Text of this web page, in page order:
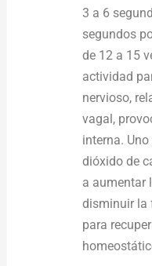
3 a 6
segundos
de 12 a 15
actividad
nervioso,
vagal,
interna.
dióxido de
a aumentar
disminuir la
para